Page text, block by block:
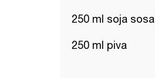
250 ml soja sosa
250 ml piva